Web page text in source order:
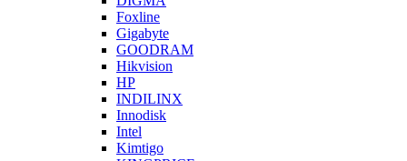
Foxline
Gigabyte
GOODRAM
Hikvision
HP
INDILINX
Innodisk
Intel
Kimtigo